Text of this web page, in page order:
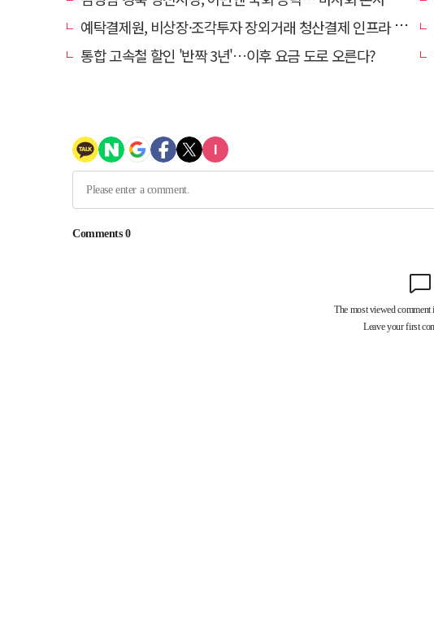
예탁결제원, 비상장·조각투자 장외거래 청산결제 인프라 구축 착수…연내 가동
통합 고속철 할인 '반짝 3년'…이후 요금 도로 오른다?